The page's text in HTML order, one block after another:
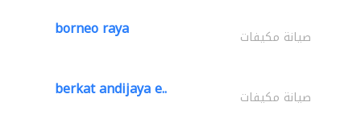
borneo raya صيانة مكيفات
berkat andijaya e.. صيانة مكيفات